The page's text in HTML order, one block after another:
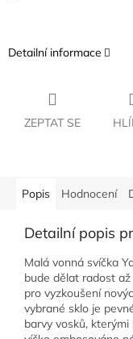
Detailní informace
ZEPTAT SE
Popis Hodnocení
Detailní popis
Malá vonná svíčka
bude dělat radost
pro vyzkoušení
vybrané sklo je
barvy vosků,